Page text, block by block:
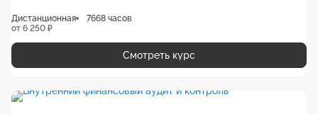
Дистанционная
7668 часов
от 6 250 ₽
Смотреть курс